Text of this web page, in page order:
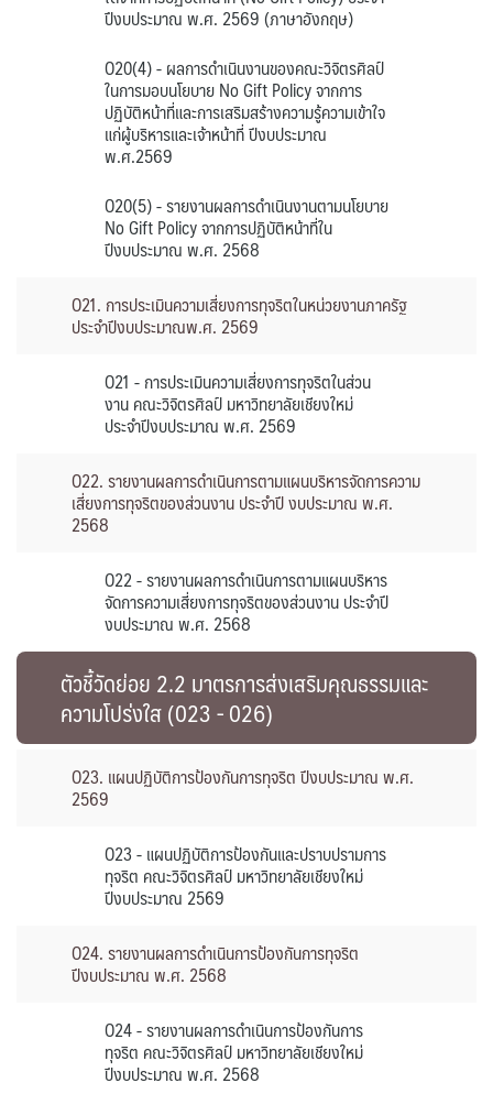
ปึงบประมาณ พ.ศ. 2569 (ภาษาอังกฤษ)
O20(4) - ผลการดำเนินงานของคณะวิจิตรศิลป์
ในการมอบนโยบาย No Gift Policy จากการ
ปฏิบัติหน้าที่และการเสริมสร้างความรู้ความเข้าใจ
แก่ผู้บริหารและเจ้าหน้าที่ ปีงบประมาณ
พ.ศ.2569
O20(5) - รายงานผลการดำเนินงานตามนโยบาย
No Gift Policy จากการปฏิบัติหน้าที่ใน
ปีงบประมาณ พ.ศ. 2568
O21. การประเมินความเสี่ยงการทุจริตในหน่วยงานภาครัฐ
ประจำปีงบประมาณพ.ศ. 2569
O21 - การประเมินความเสี่ยงการทุจริตในส่วน
งาน คณะวิจิตรศิลป์ มหาวิทยาลัยเชียงใหม่
ประจำปีงบประมาณ พ.ศ. 2569
O22. รายงานผลการดำเนินการตามแผนบริหารจัดการความ
เสี่ยงการทุจริตของส่วนงาน ประจำปี งบประมาณ พ.ศ.
2568
O22 - รายงานผลการดำเนินการตามแผนบริหาร
จัดการความเสี่ยงการทุจริตของส่วนงาน ประจำปี
งบประมาณ พ.ศ. 2568
ตัวชี้วัดย่อย 2.2 มาตรการส่งเสริมคุณธรรมและ
ความโปร่งใส (023 - 026)
O23. แผนปฏิบัติการป้องกันการทุจริต ปีงบประมาณ พ.ศ.
2569
O23 - แผนปฏิบัติการป้องกันและปราบปรามการ
ทุจริต คณะวิจิตรศิลป์ มหาวิทยาลัยเชียงใหม่
ปีงบประมาณ 2569
O24. รายงานผลการดำเนินการป้องกันการทุจริต
ปีงบประมาณ พ.ศ. 2568
O24 - รายงานผลการดำเนินการป้องกันการ
ทุจริต คณะวิจิตรศิลป์ มหาวิทยาลัยเชียงใหม่
ปีงบประมาณ พ.ศ. 2568